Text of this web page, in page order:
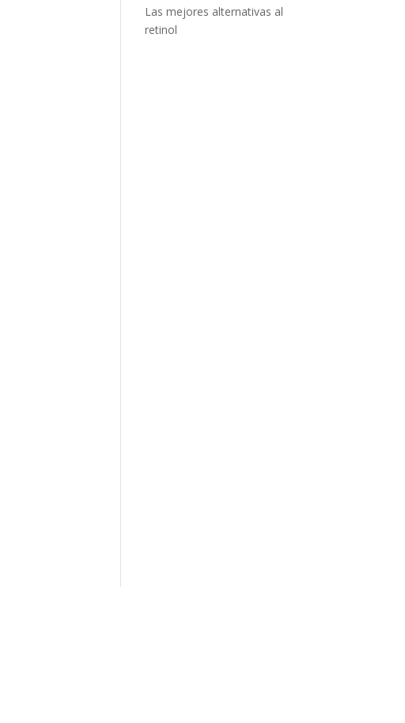
Las mejores alternativas al
retinol